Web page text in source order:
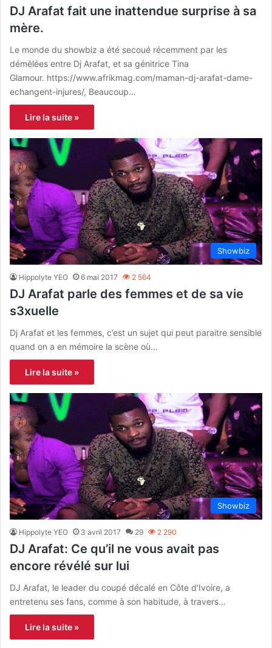
DJ Arafat fait une inattendue surprise à sa
mère.
Le monde du showbiz a été secoué récemment par les
démêlées entre Dj Arafat, et sa génitrice Tina
Glamour. https://www.afrikmag.com/maman-dj-arafat-dame-
echangent-injures/, Beaucoup…
Lire la suite »
Showbiz
Hippolyte YEO 6 mai 2017 2 564
DJ Arafat parle des femmes et de sa vie
s3xuelle
Dj Arafat et les femmes, c’est un sujet qui peut paraitre sensible
quand on a en mémoire la scène où…
Lire la suite »
Showbiz
Hippolyte YEO 3 avril 2017 29 2 290
DJ Arafat: Ce qu’il ne vous avait pas
encore révélé sur lui
DJ Arafat, le leader du coupé décalé en Côte d’Ivoire, a
entretenu ses fans, comme à son habitude, à travers…
Lire la suite »